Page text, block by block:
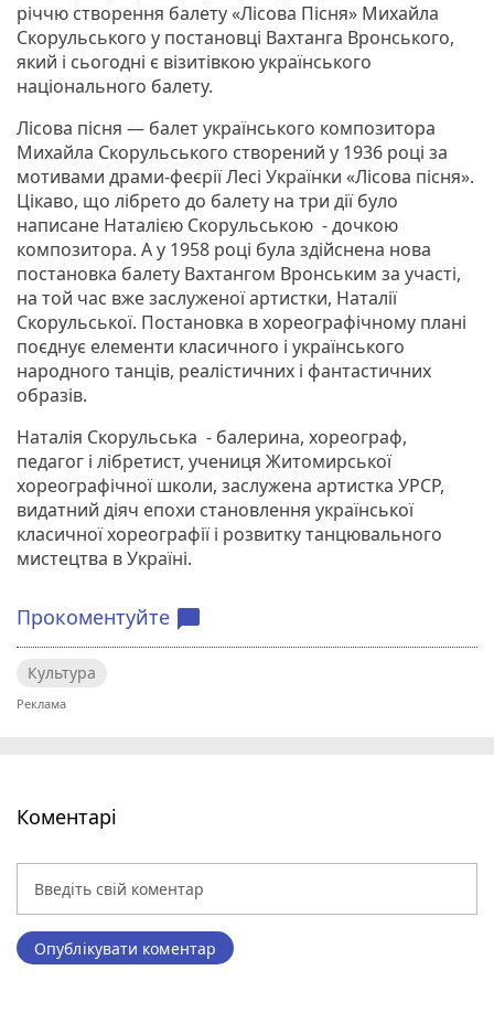
річчю створення балету «Лісова Пісня» Михайла
Скорульського у постановці Вахтанга Вронського,
який і сьогодні є візитівкою українського
національного балету.
Лісова пісня — балет українського композитора
Михайла Скорульського створений у 1936 році за
мотивами драми-феєрії Лесі Українки «Лісова пісня».
Цікаво, що лібрето до балету на три дії було
написане Наталією Скорульською - дочкою
композитора. А у 1958 році була здійснена нова
постановка балету Вахтангом Вронським за участі,
на той час вже заслуженої артистки, Наталії
Скорульської. Постановка в хореографічному плані
поєднує елементи класичного і українського
народного танців, реалістичних і фантастичних
образів.
Наталія Скорульська - балерина, хореограф,
педагог і лібретист, учениця Житомирської
хореографічної школи, заслужена артистка УРСР,
видатний діяч епохи становлення української
класичної хореографії і розвитку танцювального
мистецтва в Україні.
Прокоментуйте chat_bubble
Культура
Коментарі
Опублікувати коментар